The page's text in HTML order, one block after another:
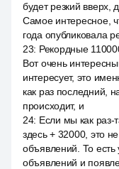
будет резкий вверх,
Самое интересное,
года опубликовала
23: Рекордные
Вот очень
интересует, это
как раз последний,
происходит, и
24: Если мы как раз-
здесь + 32000, это
объявлений. То есть
объявлений и